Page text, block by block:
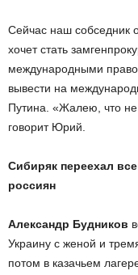
Сейчас наш собседник
хочет стать
международными
вывести на
Путина. «Жалею, что
говорит Юрий.
Сибиряк переехал
россиян
Александр Будников
Украину с женой и
потом в казачьем